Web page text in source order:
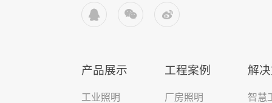
  
产品展示
工业照明
工程案例
厂房照明
解
智慧